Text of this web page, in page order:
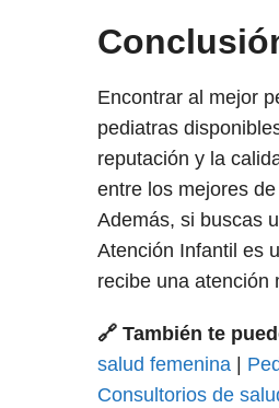
Encontrar al mejor
pediatras
reputación y la
entre los mejores
Además, si buscas
Atención Infantil es
recibe una atención
🔗 También te
salud femenina|
Consultorios de